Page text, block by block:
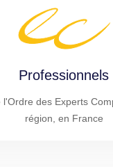
Professionnels
l'Ordre des Experts
région, en France